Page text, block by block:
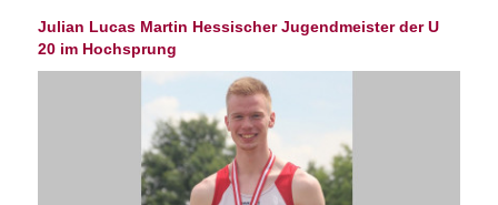
Julian Lucas Martin Hessischer Jugendmeister der U
20 im Hochsprung